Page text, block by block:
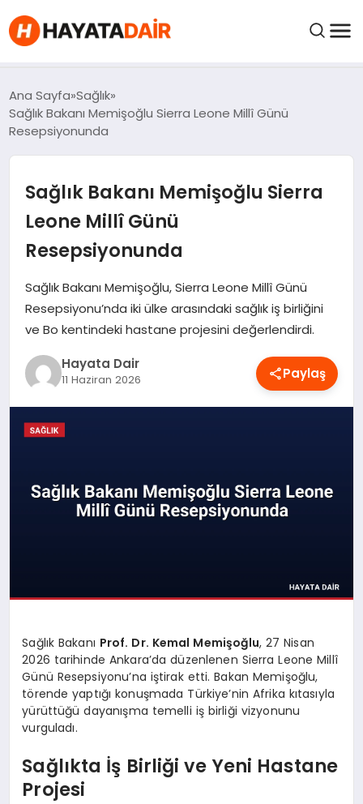
FIYATLAR
HABERLER
İNCELEMELER
KIMDIR?
NEDIR?
OYUN
RÜYA TABIRLERI
Ana Sayfa Sağlık
Sağlık Bakanı Memişoğlu Sierra Leone Millî Günü
Resepsiyonunda
Sağlık Bakanı Memişoğlu Sierra
Leone Millî Günü
Resepsiyonunda
Sağlık Bakanı Memişoğlu, Sierra Leone Millî Günü
Resepsiyonu’nda iki ülke arasındaki sağlık iş birliğini
ve Bo kentindeki hastane projesini değerlendirdi.
Hayata Dair
11 Haziran 2026 Paylaş
Sağlık Bakanı Prof. Dr. Kemal Memişoğlu, 27 Nisan
2026 tarihinde Ankara’da düzenlenen Sierra Leone Millî
Günü Resepsiyonu’na iştirak etti. Bakan Memişoğlu,
törende yaptığı konuşmada Türkiye’nin Afrika kıtasıyla
yürüttüğü dayanışma temelli iş birliği vizyonunu
vurguladı.
Sağlıkta İş Birliği ve Yeni Hastane
Projesi